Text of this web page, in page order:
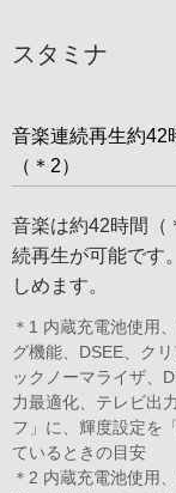
スタミナ
音楽連続再生約42
（＊2）
音楽は約42時間（
続再生が可能です
しめます。
＊1 内蔵充電池使用
グ機能、DSEE、ク
ックノーマライザ、
力最適化、テレビ出
フ」に、輝度設定を
ているときの目安
＊2 内蔵充電池使用